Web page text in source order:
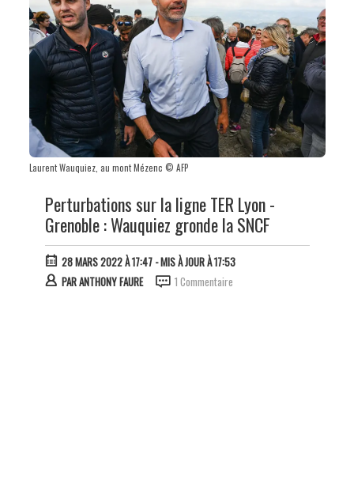
Laurent Wauquiez, au mont Mézenc © AFP
Perturbations sur la ligne TER Lyon -
Grenoble : Wauquiez gronde la SNCF
28 MARS 2022 À 17:47- MIS À JOUR À 17:53
PARANTHONY FAURE 1 Commentaire